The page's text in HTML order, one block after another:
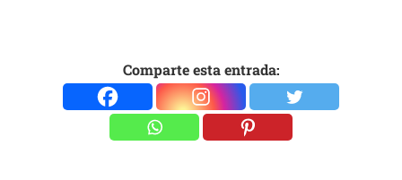
Comparte esta entrada: